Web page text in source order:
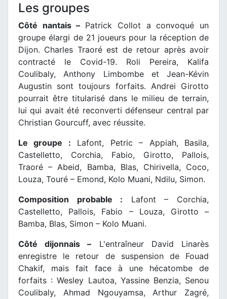
Les groupes
Côté nantais – Patrick Collot a convoqué un
groupe élargi de 21 joueurs pour la réception de
Dijon. Charles Traoré est de retour après avoir
contracté le Covid-19. Roli Pereira, Kalifa
Coulibaly, Anthony Limbombe et Jean-Kévin
Augustin sont toujours forfaits. Andrei Girotto
pourrait être titularisé dans le milieu de terrain,
lui qui avait été reconverti défenseur central par
Christian Gourcuff, avec réussite.
Le groupe : Lafont, Petric – Appiah, Basila,
Castelletto, Corchia, Fabio, Girotto, Pallois,
Traoré – Abeid, Bamba, Blas, Chirivella, Coco,
Louza, Touré – Emond, Kolo Muani, Ndilu, Simon.
Composition probable : Lafont – Corchia,
Castelletto, Pallois, Fabio – Louza, Girotto –
Bamba, Blas, Simon – Kolo Muani.
Côté dijonnais – L'entraîneur David Linarès
enregistre le retour de suspension de Fouad
Chakif, mais fait face à une hécatombe de
forfaits : Wesley Lautoa, Yassine Benzia, Senou
Coulibaly, Ahmad Ngouyamsa, Arthur Zagré,